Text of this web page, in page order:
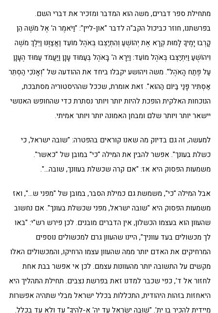
מתחילת ספר דברים, משה הוא המדבר ומזכיר את דברי השם.
בפרשתנו, חוזר כביכול הקב"ה לדבר "און-ליין": "וַיֹּאמֶר ה' אֶל מֹשֶׁה הֵן
קָרְבוּ יָמֶיךָ לָמוּת קְרָא אֶת יְהוֹשֻׁעַ וְהִתְיַצְּבוּ בְּאֹהֶל מוֹעֵד וַאֲצַוֶּנּוּ וַיֵּלֶךְ מֹשֶׁה
וִיהוֹשֻׁעַ וַיִּתְיַצְּבוּ בְּאֹהֶל מוֹעֵד: וַיֵּרָא ה' בָּאֹהֶל בְּעַמּוּד עָנָן וַיַּעֲמֹד עַמּוּד הֶעָנָן
עַל פֶּתַח הָאֹהֶל". משה ויהושע יקבלו ביחד את ההודעה של "וְאָנֹכִי הַסְתֵּר
אַסְתִּיר פָּנַי בַּיּוֹם הַהוּא". זאת אומרת, שככל שההיסטוריה מסתבכת,
הנוכחות האלקית הופכת להיות יותר ויותר נסתרת כדי שהחופש האנושי
יישאר יותר ויותר שלם ומבחן האמונה יותר ויותר אמיתי.
למעשה, זה גם בדיוק מה שאנו קוראים בהפטרה: "שובה ישראל, כי
כשלת בעונך". אפשר להבין את המילה "כי" במובן של "כאשר".
משמעות הפסוק היא אז: "אם קרה שכשלת בעוונך, שובה…".
אבל המילה "כי", משמשת גם כמילת הסבר, במובן של "מפני ש…", ואז
משמעות הפסוק היא "שובה ישראל, מפני שכשלת בעונך". אם נחשוב
שהעוון הוא בעצמו הכשלון, אין הדברים מובנים. לכן פירש רש"י: "באו
לך מכשולים בעד עווניך", היינו שהעוון גרם למכשולים נוספים
המרחיקים את האדם יותר ממה שהעוון עצמו הרחיקו, והמכשולים האלו
מקשים על התשובה יותר מהעוונות עצמם. לכן אי אפשר בבת אחת
לחזור אל ד', כפי שכבר למדנו זאת בפרשת נצבים. תחילת התהליך היא
היאחזות בזהות היהודית, התכללות בכלל ישראל מבלי שתהיה אפשרות
מיידית להכיר בו ית'. "שׁוּבָה יִשְׂרָאֵל עַד יה' אֱ-לֹהֶיךָ" עד ולא עד בכלל.